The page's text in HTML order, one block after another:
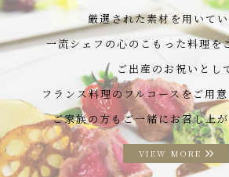
厳選された素材を用いて
一流シェフの心のこもった料理を
ご出産のお祝いとし
フランス料理のフルコースをご用意
ご家族の方もご一緒にお召し上が
VIEW MORE